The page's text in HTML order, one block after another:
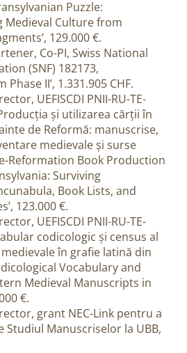
Puzzle:
Medieval Culture from
129.000 €.
Co-PI, Swiss National
(SNF) 182173,
Phase II’, 1.331.905 CHF.
UEFISCDI PNII-RU-TE-
și utilizarea cărții în
de Reformă: manuscrise,
medievale și surse
Reformation Book Production
Surviving
Book Lists, and
123.000 €.
UEFISCDI PNII-RU-TE-
codicologic și census al
în grafie latină din
Vocabulary and
Medieval Manuscripts in
€.
grant NEC-Link pentru a
Studiul Manuscriselor la UBB,